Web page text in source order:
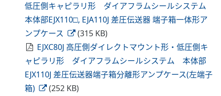
低圧側キャピラリ形 ダイアフラムシールシステム
本体部EJX110□, EJA110J 差圧伝送器 端子箱一体形ア
ンプケース
(315 KB)
EJXC80J 高圧側ダイレクトマウント形・低圧側キ
ャピラリ形 ダイアフラムシールシステム 本体部
EJX110J 差圧伝送器端子箱分離形アンプケース(左端子
箱)
(252 KB)